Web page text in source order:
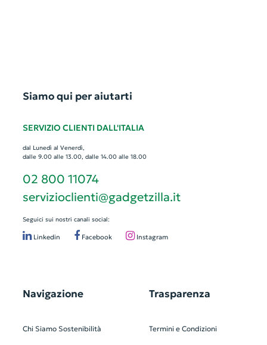
Siamo qui per aiutarti
SERVIZIO CLIENTI DALL'ITALIA
dal Lunedì al Venerdì,
dalle 9.00 alle 13.00, dalle 14.00 alle 18.00
02 800 11074
servizioclienti@gadgetzilla.it
Seguici sui nostri canali social:
Linkedin Facebook Instagram
Navigazione
Chi Siamo Sostenibilità
Trasparenza
Termini e Condizioni